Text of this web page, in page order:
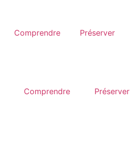
Comprendre Préserver
Comprendre Préserver